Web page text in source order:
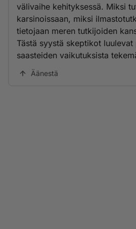
välivaihe kehityksessä. Miksi
karsinoissaan, miksi
tietojaan meren tutkijoiden
Tästä syystä skeptikot luulevat
saasteiden vaikutuksista
Äänestä